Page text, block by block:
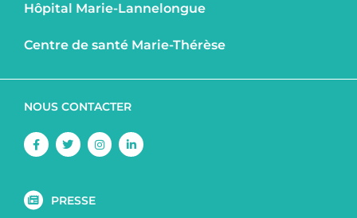
Hôpital Marie-Lannelongue
Centre de santé Marie-Thérèse
NOUS CONTACTER
Facebook-
f
TwitterInstagramLinkedin-
in
PRESSE